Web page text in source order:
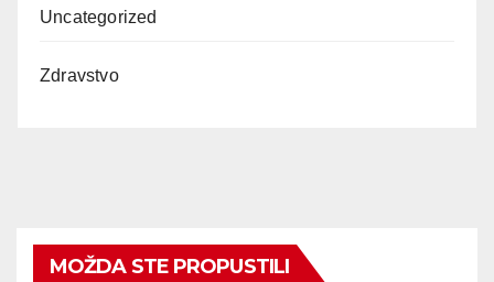
Uncategorized
Zdravstvo
MOŽDA STE PROPUSTILI